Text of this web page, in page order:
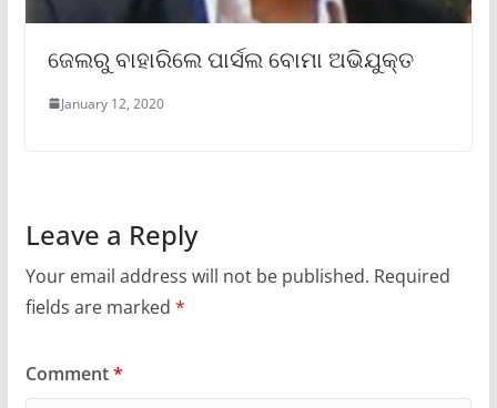
ଜେଲରୁ ବାହାରିଲେ ପାର୍ସଲ ବୋମା ଅଭିଯୁକ୍ତ
January 12, 2020
Leave a Reply
Your email address will not be published. Required
fields are marked *
Comment*